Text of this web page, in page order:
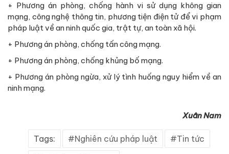
+ Phương án phòng, chống hành vi sử dụng không gian
mạng, công nghệ thông tin, phương tiện điện tử để vi phạm
pháp luật về an ninh quốc gia, trật tự, an toàn xã hội.
+ Phương án phòng, chống tấn công mạng.
+ Phương án phòng, chống khủng bố mạng.
+ Phương án phòng ngừa, xử lý tình huống nguy hiểm về an
ninh mạng.
Xuân Nam
Tags: Nghiên cứu pháp luật Tin tức